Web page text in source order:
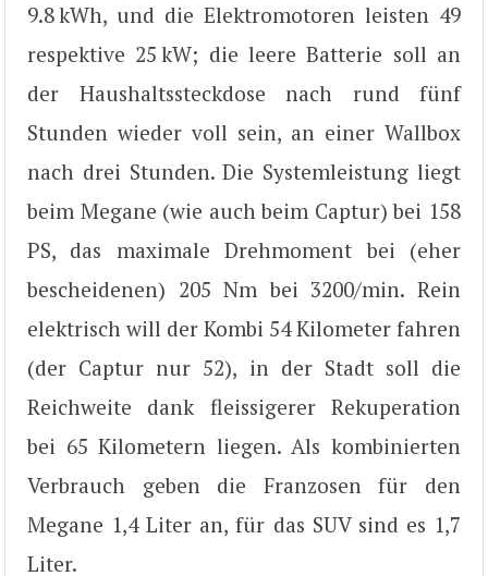
9.8 kWh, und die Elektromotoren leisten 49
respektive 25 kW; die leere Batterie soll an
der Haushaltssteckdose nach rund fünf
Stunden wieder voll sein, an einer Wallbox
nach drei Stunden. Die Systemleistung liegt
beim Megane (wie auch beim Captur) bei 158
PS, das maximale Drehmoment bei (eher
bescheidenen) 205 Nm bei 3200/min. Rein
elektrisch will der Kombi 54 Kilometer fahren
(der Captur nur 52), in der Stadt soll die
Reichweite dank fleissigerer Rekuperation
bei 65 Kilometern liegen. Als kombinierten
Verbrauch geben die Franzosen für den
Megane 1,4 Liter an, für das SUV sind es 1,7
Liter.